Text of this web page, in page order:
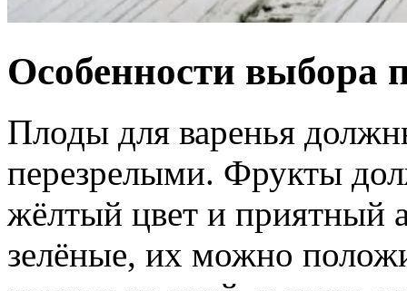
Особенности выбора
Плоды для варенья
перезрелыми. Фрукты
жёлтый цвет и приятный
зелёные, их можно